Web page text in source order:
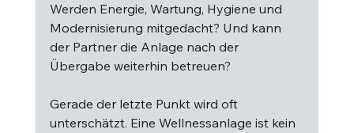
Werden Energie, Wartung, Hygiene und
Modernisierung mitgedacht? Und kann
der Partner die Anlage nach der
Übergabe weiterhin betreuen?
Gerade der letzte Punkt wird oft
unterschätzt. Eine Wellnessanlage ist kein